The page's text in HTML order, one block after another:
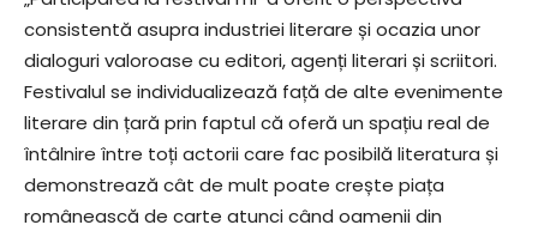
consistentă asupra industriei literare și ocazia unor
dialoguri valoroase cu editori, agenți literari și scriitori.
Festivalul se individualizează față de alte evenimente
literare din țară prin faptul că oferă un spațiu real de
întâlnire între toți actorii care fac posibilă literatura și
demonstrează cât de mult poate crește piața
românească de carte atunci când oamenii din